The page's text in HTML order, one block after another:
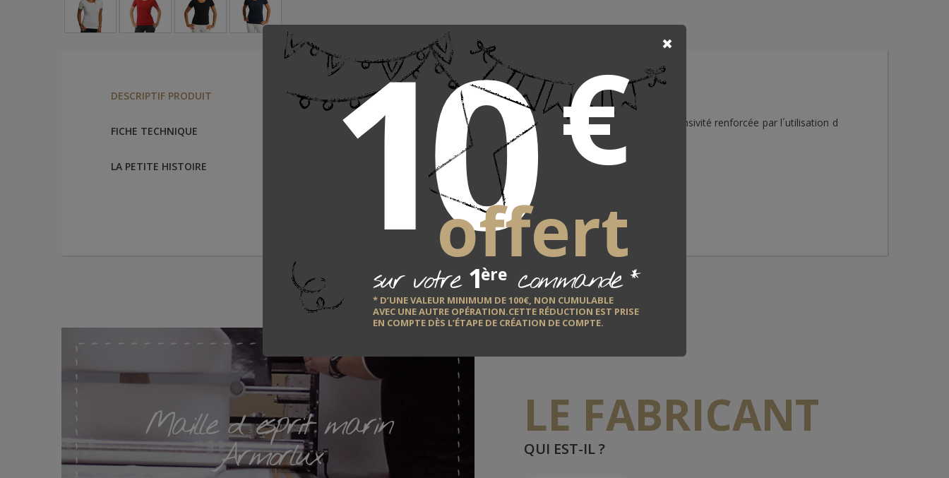
10 €
offert
sur votre1èrecommande *
* D’UNE VALEUR MINIMUM DE 100€, NON CUMULABLE
AVEC UNE AUTRE OPÉRATION.CETTE RÉDUCTION EST PRISE
EN COMPTE DÈS L’ÉTAPE DE CRÉATION DE COMPTE.
DESCRIPTIF PRODUIT
FICHE TECHNIQUE
LA PETITE HISTOIRE
T shirt col rond, encolure dégagée, légèrement cintré. Manches courtes.
Le tricotage est réalisé sur des métiers circulaires en maille 2x2 pour une meilleure extensivité renforcée par l´utilisation d
´un fil en coton élasthanne.
96% coton et 4% élasthanne. Disponible dans un choix de coloris.
Disponible de la taille 0 à la taille 7. "Guide tailles" dans la page pour l´aide au choix.
Maille d' esprit marin
Armorlux
LE FABRICANT
QUI EST-IL ?